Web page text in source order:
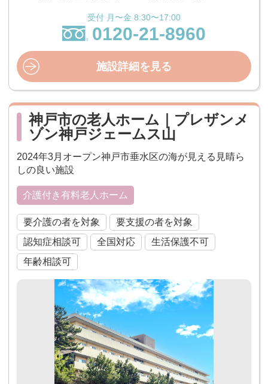
受付 月〜金 8:30〜17:00
0120-21-8960
施設詳細を見る
神戸市の老人ホーム｜プレザンメ
ゾン神戸ジェームス山
2024年3月オープン神戸市垂水区の海が見える見晴ら
しの良い施設
介護付き有料老人ホーム
要介護の者を対象
要支援の者を対象
認知症相談可
全国対応
生活保護不可
年齢相談可